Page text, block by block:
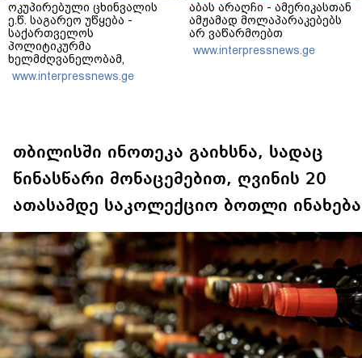
ოკუპირებული ცხინვალის
ე.წ. საგარეო უწყება -
საქართველოს
პოლიტიკურმა
ხელმძღვანელობამ,
ირაკლი კობახიძის სახით,
ოფიციალურად აღიარა
პასუხისმგებლობა უნდა
დაეკისროს ქვეყანას
www.interpressnews.ge
აბას არაღჩი - ამერიკასთან
ამჟამად მოლაპარაკებებს
არ ვაწარმოებთ
www.interpressnews.ge
თბილისში ინოთეკა გაიხსნა, სადაც
წინასწარი მონაცემებით, ღვინის 20
ათასამდე საკოლექციო ბოთლი ინახება